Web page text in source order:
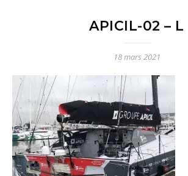
APICIL-02 – L
18 mars 2021